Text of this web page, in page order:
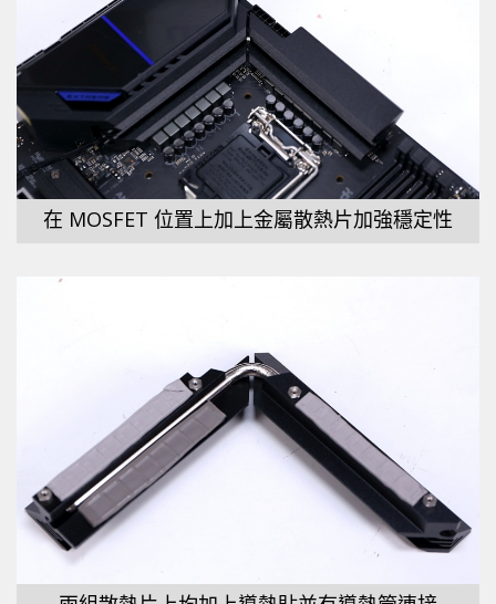
在 MOSFET 位置上加上金屬散熱片加強穩定性